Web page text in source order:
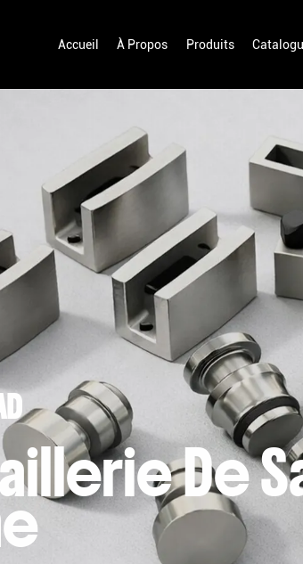
Accueil À Propos Produits
De